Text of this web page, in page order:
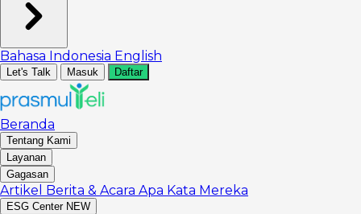
Bahasa Indonesia English
Let's Talk Masuk Daftar
Beranda
Tentang Kami
Layanan
Gagasan
Artikel Berita & Acara Apa Kata Mereka
ESG Center NEW